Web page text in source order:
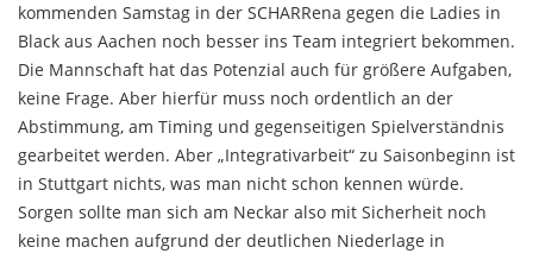
kommenden Samstag in der SCHARRena gegen die Ladies in
Black aus Aachen noch besser ins Team integriert bekommen.
Die Mannschaft hat das Potenzial auch für größere Aufgaben,
keine Frage. Aber hierfür muss noch ordentlich an der
Abstimmung, am Timing und gegenseitigen Spielverständnis
gearbeitet werden. Aber „Integrativarbeit“ zu Saisonbeginn ist
in Stuttgart nichts, was man nicht schon kennen würde.
Sorgen sollte man sich am Neckar also mit Sicherheit noch
keine machen aufgrund der deutlichen Niederlage in